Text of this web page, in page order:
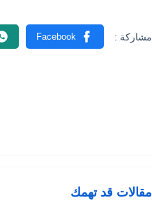
مقالات قد تهمك